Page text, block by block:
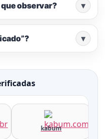
observar? ▾
▾
kabum